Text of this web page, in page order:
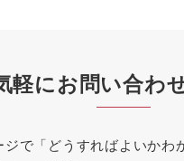
軽にお問い合わ
ジで「どうすればよいかわ